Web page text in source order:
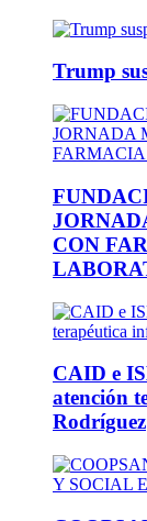
Trump
CON
CAID e
atención
Rodríguez